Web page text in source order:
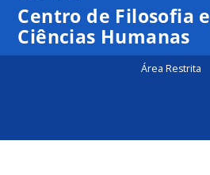
Centro de Filosofia e
Ciências Humanas
Área Restrita